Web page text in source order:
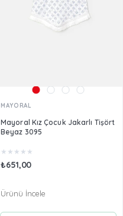
MAYORAL
Mayoral Kız Çocuk Jakarlı Tişört
Beyaz 3095
★ ★ ★ ★ ★
₺651,00
Ürünü İncele